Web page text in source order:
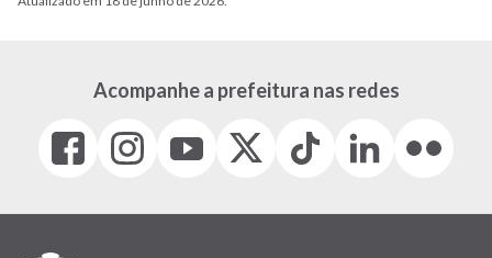
Acompanhe a prefeitura nas redes
Facebook
(link
em
Instagram
(link
em
(link
em
(Antigo
(link
Tiktok
(link
em
LinkedIn
(link
em
(link
em